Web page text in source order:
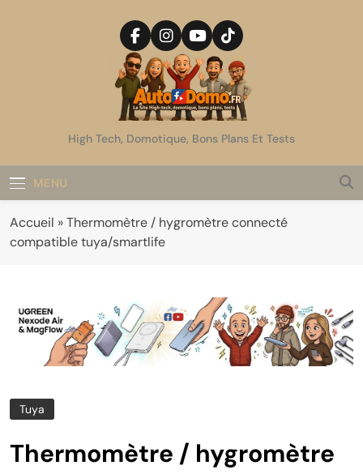
AutoDomo
High Tech, Domotique, Bons Plans Et Tests
MENU
Accueil »Thermomètre / hygromètre connecté
compatible tuya/smartlife
Tuya
Thermomètre / hygromètre